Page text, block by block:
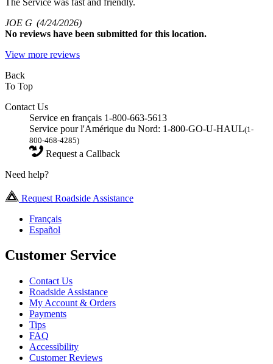
JOE G (4/24/2026)
No reviews have been submitted for this location.
View more reviews
Back
To Top
Contact Us
Service en français 1-800-663-5613
Service pour l'Amérique du Nord: 1-800-GO-U-HAUL(1-
800-468-4285)
Request a Callback
Need help?
Request Roadside Assistance
Français
Español
Customer Service
Contact Us
Roadside Assistance
My Account & Orders
Payments
Tips
FAQ
Accessibility
Customer Reviews